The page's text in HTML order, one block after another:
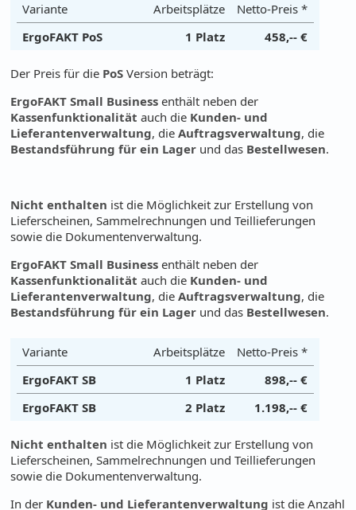
Variante Arbeitsplätze
Netto-Preis *
ErgoFAKT PoS
1 Platz 458,-- €
Der Preis für die PoS Version beträgt:
ErgoFAKT Small Business enthält neben der
Kassenfunktionalität auch die Kunden- und
Lieferantenverwaltung, dieAuftragsverwaltung, die
Bestandsführung für ein Lager und das Bestellwesen.
Nicht enthalten ist die Möglichkeit zur Erstellung von
Lieferscheinen, Sammelrechnungen und Teillieferungen
sowie die Dokumentenverwaltung.
ErgoFAKT Small Business enthält neben der
Kassenfunktionalität auch die Kunden- und
Lieferantenverwaltung, dieAuftragsverwaltung, die
Bestandsführung für ein Lager und das Bestellwesen.
Variante Arbeitsplätze
Netto-Preis *
ErgoFAKT SB
1 Platz
898,-- €
ErgoFAKT SB
2 Platz 1.198,-- €
Nicht enthalten ist die Möglichkeit zur Erstellung von
Lieferscheinen, Sammelrechnungen und Teillieferungen
sowie die Dokumentenverwaltung.
In der Kunden- und Lieferantenverwaltung ist die Anzahl